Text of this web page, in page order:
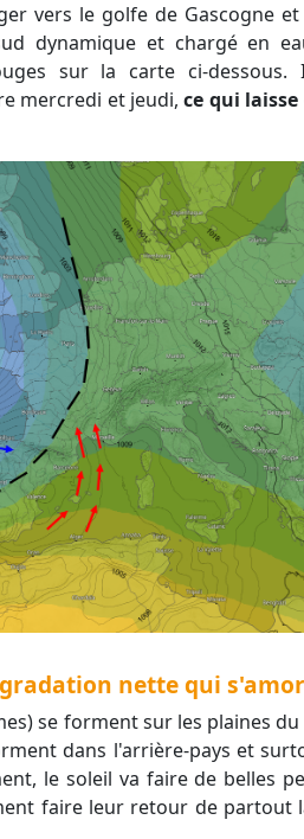
vers le golfe de Gascogne
dynamique et chargé en
sur la carte ci-
mercredi et jeudi,ce qui
nette qui
dans l'arrière-pays et
le soleil va faire de belles
faire leur retour de partout